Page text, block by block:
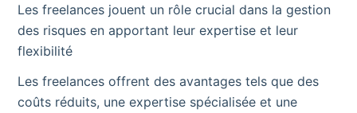
Les freelances jouent un rôle crucial dans la gestion
des risques en apportant leur expertise et leur
flexibilité
Les freelances offrent des avantages tels que des
coûts réduits, une expertise spécialisée et une